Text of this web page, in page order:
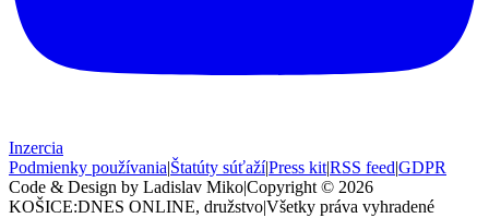
Inzercia
Podmienky používania|Štatúty súťaží|Press kit|RSS feed|GDPR
Code & Design by Ladislav Miko|Copyright © 2026
KOŠICE:DNES ONLINE, družstvo|Všetky práva vyhradené